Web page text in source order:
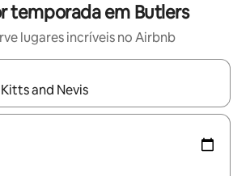
temporada em Butlers
lugares incríveis no Airbnb
estiverem disponíveis, explore-os